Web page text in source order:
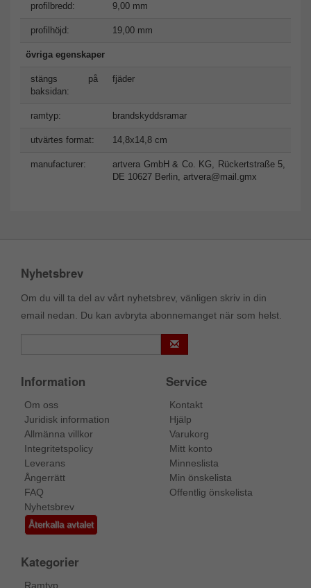
profilbredd: 9,00 mm
profilhöjd: 19,00 mm
övriga egenskaper
stängs på
baksidan:
fjäder
ramtyp: brandskyddsramar
utvärtes format: 14,8x14,8 cm
manufacturer:
artvera GmbH & Co. KG, Rückertstraße 5,
DE 10627 Berlin, artvera@mail.gmx
Nyhetsbrev
Om du vill ta del av vårt nyhetsbrev, vänligen skriv in din
email nedan. Du kan avbryta abonnemanget när som helst.
Information
Om oss
Juridisk information
Allmänna villkor
Integritetspolicy
Leverans
Ångerrätt
FAQ
Nyhetsbrev
Återkalla avtalet
Service
Kontakt
Hjälp
Varukorg
Mitt konto
Minneslista
Min önskelista
Offentlig önskelista
Kategorier
Ramtyp